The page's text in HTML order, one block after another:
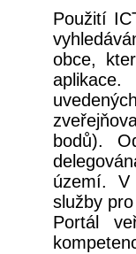
Použití
obce,
bodů).
území. V
služby
Portál